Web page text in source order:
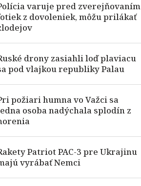
varuje pred zverejňovaním
z dovoleniek, môžu prilákať
drony zasiahli loď plaviacu
pod vlajkou republiky Palau
požiari humna vo Važci sa
osoba nadýchala splodín z
Patriot PAC-3 pre Ukrajinu
vyrábať Nemci